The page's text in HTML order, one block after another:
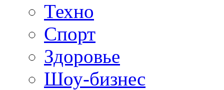
Техно
Спорт
Здоровье
Шоу-бизнес